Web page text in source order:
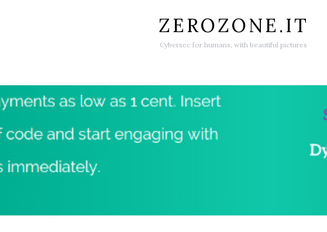
ZEROZONE.IT
Cybersec for humans, with beautiful pictures